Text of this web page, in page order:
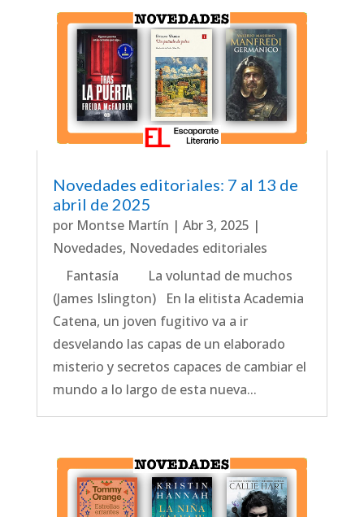
Novedades editoriales: 7 al 13 de
abril de 2025
por Montse Martín | Abr 3, 2025 |
Novedades, Novedades editoriales
Fantasía La voluntad de muchos
(James Islington) En la elitista Academia
Catena, un joven fugitivo va a ir
desvelando las capas de un elaborado
misterio y secretos capaces de cambiar el
mundo a lo largo de esta nueva...